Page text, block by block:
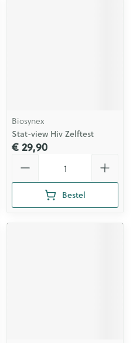
Biosynex
Stat-view Hiv Zelftest
€ 29,90
Bestel